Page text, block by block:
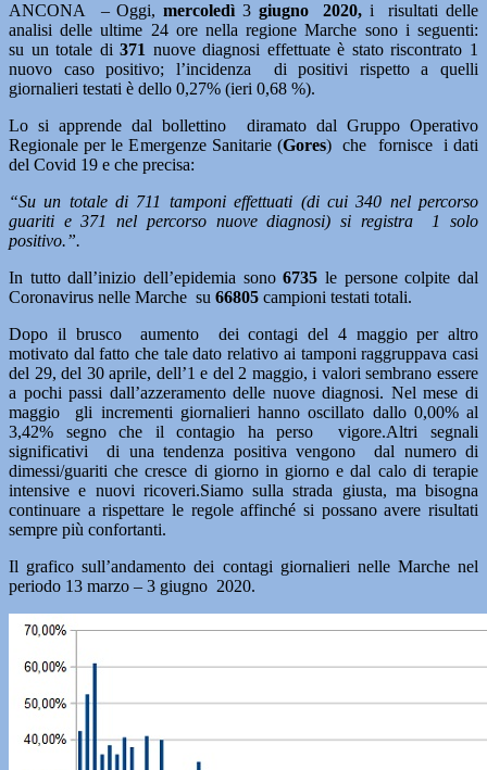
ANCONA – Oggi, mercoledì 3giugno 2020, i risultati delle
analisi delle ultime 24 ore nella regione Marche sono i seguenti:
su un totale di 371 nuove diagnosi effettuate è stato riscontrato 1
nuovo caso positivo; l’incidenza
di positivi rispetto a quelli
giornalieri testati è dello 0,27% (ieri 0,68 %).
Lo si apprende dal bollettino diramato dal Gruppo Operativo
Regionale per le Emergenze Sanitarie (Gores) che fornisce i dati
del Covid 19 e che precisa:
“Su un totale di 711 tamponi effettuati (di cui 340 nel percorso
guariti e 371 nel percorso nuove diagnosi) si registra 1 solo
positivo.”.
In tutto dall’inizio dell’epidemia sono6735le persone colpite dal
Coronavirus nelle Marche su 66805 campioni testati totali.
Dopo il brusco aumento dei contagi del 4 maggio per altro
motivato dal fatto che tale dato relativo ai tamponi raggruppava casi
del 29, del 30 aprile, dell’1 e del 2 maggio, i valori sembrano essere
a pochi passi dall’azzeramento delle nuove diagnosi. Nel mese di
maggio gli incrementi giornalieri hanno oscillato dallo 0,00% al
3,42% segno che il contagio ha perso vigore.Altri segnali
significativi di una tendenza positiva vengono dal numero di
dimessi/guariti che cresce di giorno in giorno e dal calo di terapie
intensive e nuovi ricoveri.Siamo sulla strada giusta, ma bisogna
continuare a rispettare le regole affinché si possano avere risultati
sempre più confortanti.
Il grafico sull’andamento dei contagi giornalieri nelle Marche nel
periodo 13 marzo – 3 giugno 2020.